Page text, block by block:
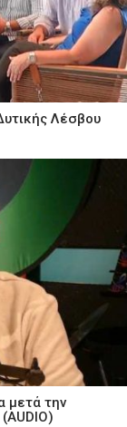
Λέσβου
μετά την